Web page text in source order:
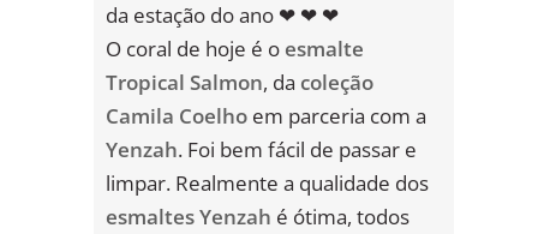
da estação do ano ❤ ❤ ❤
O coral de hoje é o esmalte
Tropical Salmon, da coleção
Camila Coelho em parceria com a
Yenzah. Foi bem fácil de passar e
limpar. Realmente a qualidade dos
esmaltes Yenzah é ótima, todos